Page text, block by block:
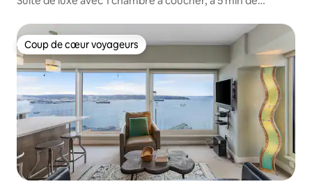
Coup de cœur voyageurs
Coup de cœur voyageurs